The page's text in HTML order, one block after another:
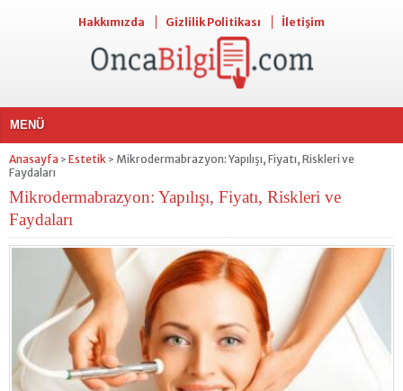
Hakkımızda Gizlilik Politikası İletişim
MENÜ
Anasayfa > Estetik > Mikrodermabrazyon: Yapılışı, Fiyatı, Riskleri ve
Faydaları
Mikrodermabrazyon: Yapılışı, Fiyatı, Riskleri ve
Faydaları